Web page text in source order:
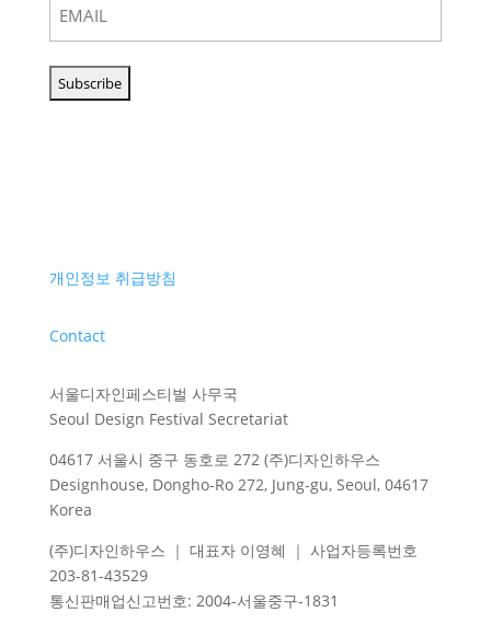
개인정보 취급방침
Contact
서울디자인페스티벌 사무국
Seoul Design Festival Secretariat
04617 서울시 중구 동호로 272 (주)디자인하우스
Designhouse, Dongho-Ro 272, Jung-gu, Seoul, 04617
Korea
(주)디자인하우스 ｜ 대표자 이영혜 ｜ 사업자등록번호
203-81-43529
통신판매업신고번호: 2004-서울중구-1831